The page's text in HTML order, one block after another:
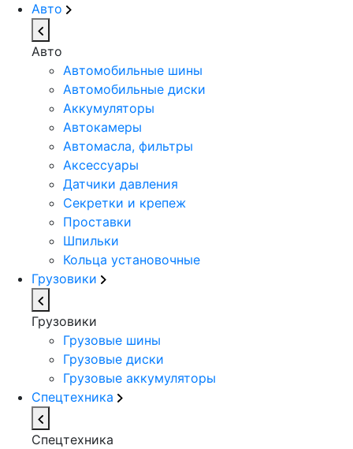
Авто
Авто
Автомобильные шины
Автомобильные диски
Аккумуляторы
Автокамеры
Автомасла, фильтры
Аксессуары
Датчики давления
Секретки и крепеж
Проставки
Шпильки
Кольца установочные
Грузовики
Грузовики
Грузовые шины
Грузовые диски
Грузовые аккумуляторы
Спецтехника
Спецтехника